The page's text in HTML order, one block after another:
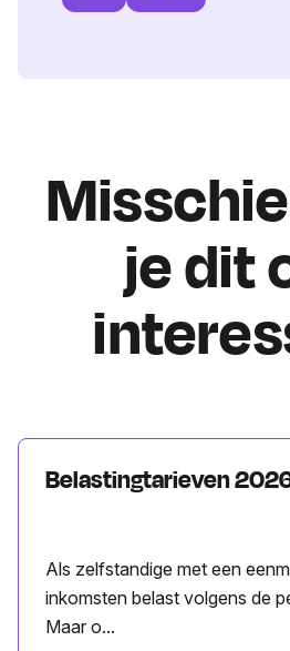
je dit
Belastingtarieven
Als zelfstandige met een
inkomsten belast volgens de
Maar o...